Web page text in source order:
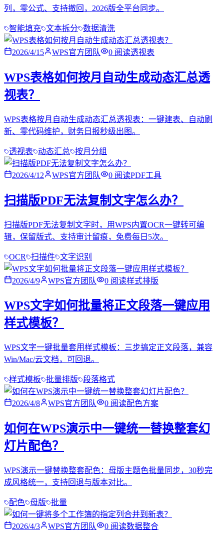
列，零公式、支持撤回，2026版全平台同步。
智能填充 文本拆分 数据清洗
2026/4/15 WPS官方团队 0 阅读透视表
WPS表格如何按月自动生成动态汇总透
视表？
WPS表格按月自动生成动态汇总透视表：一键建表、自动刷
新、零代码维护，财务日报秒级出图。
透视表 动态汇总 按月分组
2026/4/12 WPS官方团队 0 阅读PDF工具
扫描版PDF无法复制文字怎么办？
扫描版PDF无法复制文字时，用WPS内置OCR一键转可编
辑，保留版式、支持审计留痕，免费每日5次。
OCR 扫描件 文字识别
2026/4/9 WPS官方团队 0 阅读样式排版
WPS文字如何批量将正文段落一键应用
样式模板？
WPS文字一键批量套用样式模板：三步搞定正文段落，兼容
Win/Mac/云文档，可回退。
样式模板 批量排版 段落格式
2026/4/8 WPS官方团队 0 阅读配色方案
如何在WPS演示中一键统一替换整套幻
灯片配色？
WPS演示一键替换整套配色：母版主题色批量同步，30秒完
成风格统一，支持回退与版本对比。
配色 母版 批量
2026/4/3 WPS官方团队 0 阅读数据整合